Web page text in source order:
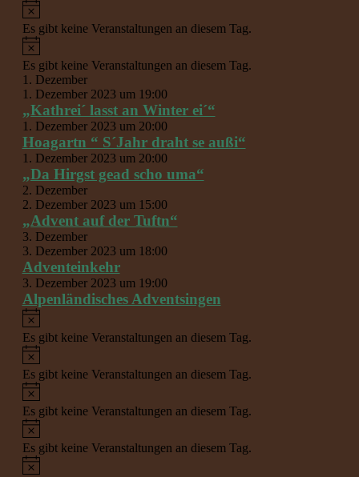
Hinweis
Es gibt keine Veranstaltungen an diesem Tag.
Hinweis
Es gibt keine Veranstaltungen an diesem Tag.
1. Dezember
1. Dezember 2023 um 19:00
„Kathrei´ lasst an Winter ei´“
1. Dezember 2023 um 20:00
Hoagartn “ S´Jahr draht se außi“
1. Dezember 2023 um 20:00
„Da Hirgst gead scho uma“
2. Dezember
2. Dezember 2023 um 15:00
„Advent auf der Tuftn“
3. Dezember
3. Dezember 2023 um 18:00
Adventeinkehr
3. Dezember 2023 um 19:00
Alpenländisches Adventsingen
Hinweis
Es gibt keine Veranstaltungen an diesem Tag.
Hinweis
Es gibt keine Veranstaltungen an diesem Tag.
Hinweis
Es gibt keine Veranstaltungen an diesem Tag.
Hinweis
Es gibt keine Veranstaltungen an diesem Tag.
Hinweis